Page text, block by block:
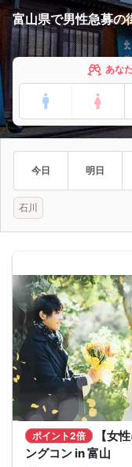
富山県で男性急募の
あな
今日 明日
石川
ポイント2倍
【女
ングコン in 富山